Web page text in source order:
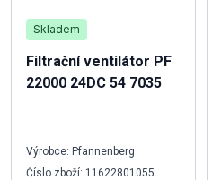
Skladem
Filtrační ventilátor PF
22000 24DC 54 7035
Výrobce: Pfannenberg
Číslo zboží: 11622801055